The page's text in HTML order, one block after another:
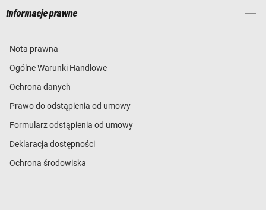
Informacje prawne
Nota prawna
Ogólne Warunki Handlowe
Ochrona danych
Prawo do odstąpienia od umowy
Formularz odstąpienia od umowy
Deklaracja dostępności
Ochrona środowiska